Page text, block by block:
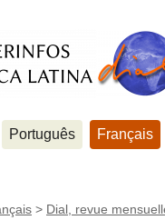
Português Français
> Dial, revue